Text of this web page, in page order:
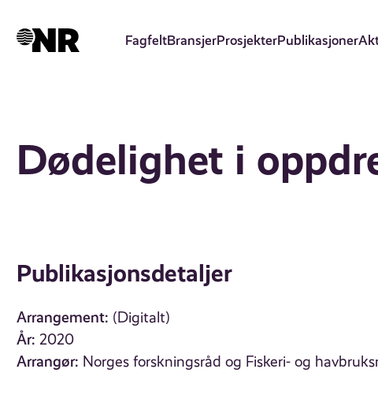
hovedinnhold
FagfeltBransjerProsjekterPublikasjoner
Dødelighet i
Publikasjonsdetaljer
Arrangement: (Digitalt)
År: 2020
Arrangør: Norges forskningsråd og Fiskeri- og